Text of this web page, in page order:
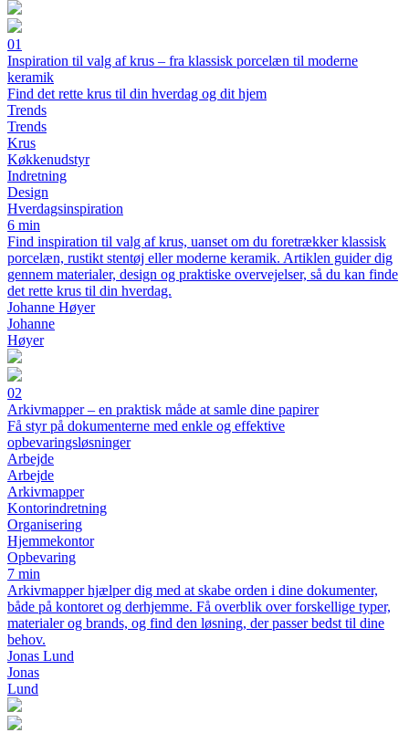
01
Inspiration til valg af krus – fra klassisk porcelæn til moderne
keramik
Find det rette krus til din hverdag og dit hjem
Trends
Trends
Krus
Køkkenudstyr
Indretning
Design
Hverdagsinspiration
6 min
Find inspiration til valg af krus, uanset om du foretrækker klassisk
porcelæn, rustikt stentøj eller moderne keramik. Artiklen guider dig
gennem materialer, design og praktiske overvejelser, så du kan finde
det rette krus til din hverdag.
Johanne Høyer
Johanne
Høyer
02
Arkivmapper – en praktisk måde at samle dine papirer
Få styr på dokumenterne med enkle og effektive
opbevaringsløsninger
Arbejde
Arbejde
Arkivmapper
Kontorindretning
Organisering
Hjemmekontor
Opbevaring
7 min
Arkivmapper hjælper dig med at skabe orden i dine dokumenter,
både på kontoret og derhjemme. Få overblik over forskellige typer,
materialer og brands, og find den løsning, der passer bedst til dine
behov.
Jonas Lund
Jonas
Lund